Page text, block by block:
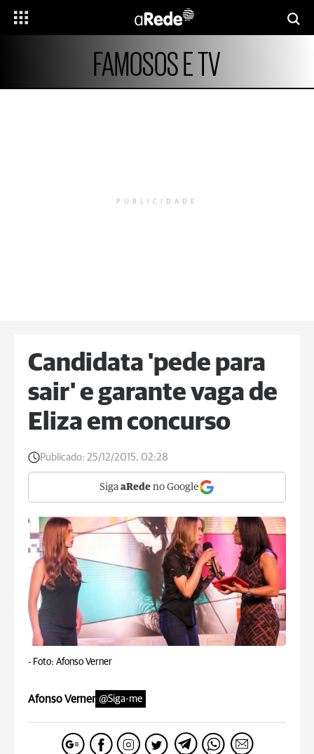
FAMOSOS E TV
PUBLICIDADE
Candidata 'pede para
sair' e garante vaga de
Eliza em concurso
Publicado: 25/12/2015, 02:28
Siga aRede no Google
- Foto: Afonso Verner
Afonso Verner @Siga-me